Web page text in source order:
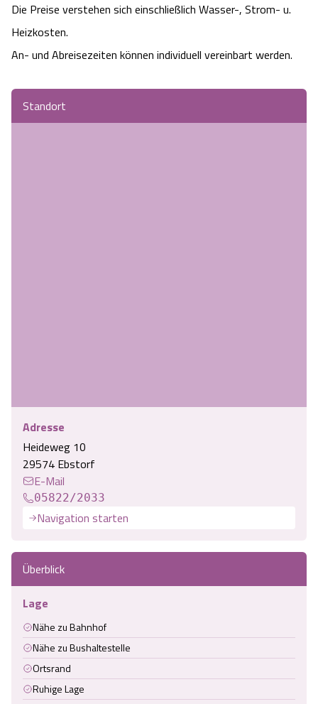
Die Preise verstehen sich einschließlich Wasser-, Strom- u.
Heizkosten.
An- und Abreisezeiten können individuell vereinbart werden.
Standort
Adresse
Heideweg 10
29574 Ebstorf
E-Mail
05822/2033
Navigation starten
Überblick
Lage
Nähe zu Bahnhof
Nähe zu Bushaltestelle
Ortsrand
Ruhige Lage